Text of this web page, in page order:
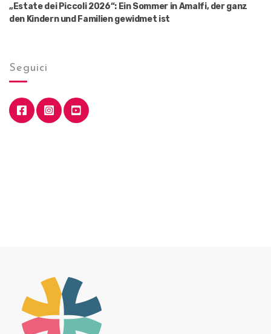
„Estate dei Piccoli 2026“: Ein Sommer in Amalfi, der ganz
den Kindern und Familien gewidmet ist
Seguici